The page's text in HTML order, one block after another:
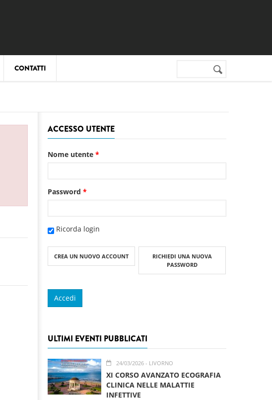
CONTATTI Form di
Cerca nel sito
ACCESSO UTENTE
Nome utente *
Password *
Ricorda login
CREA UN NUOVO ACCOUNT
RICHIEDI UNA NUOVA
PASSWORD
ULTIMI EVENTI PUBBLICATI
24/03/2026- LIVORNO
XI CORSO AVANZATO ECOGRAFIA
CLINICA NELLE MALATTIE
INFETTIVE